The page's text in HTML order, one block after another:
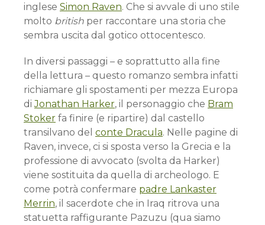
inglese Simon Raven. Che si avvale di uno stile
molto british per raccontare una storia che
sembra uscita dal gotico ottocentesco.
In diversi passaggi – e soprattutto alla fine
della lettura – questo romanzo sembra infatti
richiamare gli spostamenti per mezza Europa
diJonathan Harker, il personaggio che Bram
Stoker fa finire (e ripartire) dal castello
transilvano del conte Dracula. Nelle pagine di
Raven, invece, ci si sposta verso la Grecia e la
professione di avvocato (svolta da Harker)
viene sostituita da quella di archeologo. E
come potrà confermare padre Lankaster
Merrin, il sacerdote che in Iraq ritrova una
statuetta raffigurante Pazuzu (qua siamo